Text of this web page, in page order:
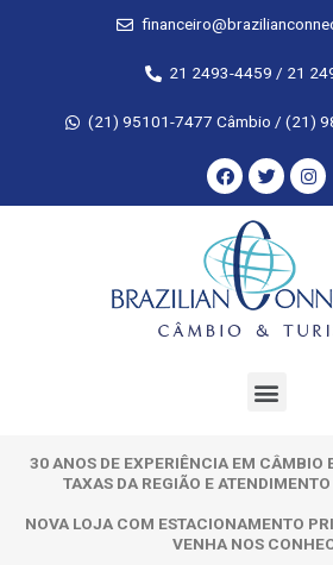
21 2493-4459 / 21
(21) 95101-7477 Câmbio / (21)
30 ANOS DE EXPERIÊNCIA EM CÂMBIO
TAXAS DA REGIÃO E
NOVA LOJA COM ESTACIONAMENTO
VENHA NOS